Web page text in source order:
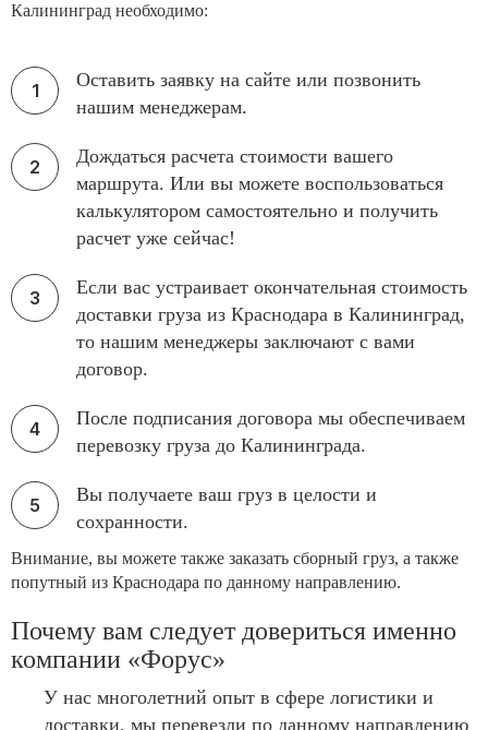
Калининград необходимо:
Оставить заявку на сайте или позвонить
нашим менеджерам.
Дождаться расчета стоимости вашего
маршрута. Или вы можете воспользоваться
калькулятором самостоятельно и получить
расчет уже сейчас!
Если вас устраивает окончательная стоимость
доставки груза из Краснодара в Калининград,
то нашим менеджеры заключают с вами
договор.
После подписания договора мы обеспечиваем
перевозку груза до Калининграда.
Вы получаете ваш груз в целости и
сохранности.
Внимание, вы можете также заказать сборный груз, а также
попутный из Краснодара по данному направлению.
Почему вам следует довериться именно
компании «Форус»
У нас многолетний опыт в сфере логистики и
доставки, мы перевезли по данному направлению